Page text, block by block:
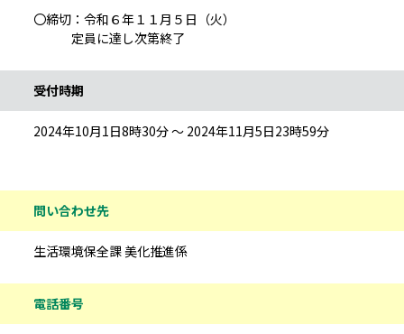
〇締切：令和６年１１月５日（火）
定員に達し次第終了
受付時期
2024年10月1日8時30分 ～ 2024年11月5日23時59分
問い合わせ先
生活環境保全課 美化推進係
電話番号